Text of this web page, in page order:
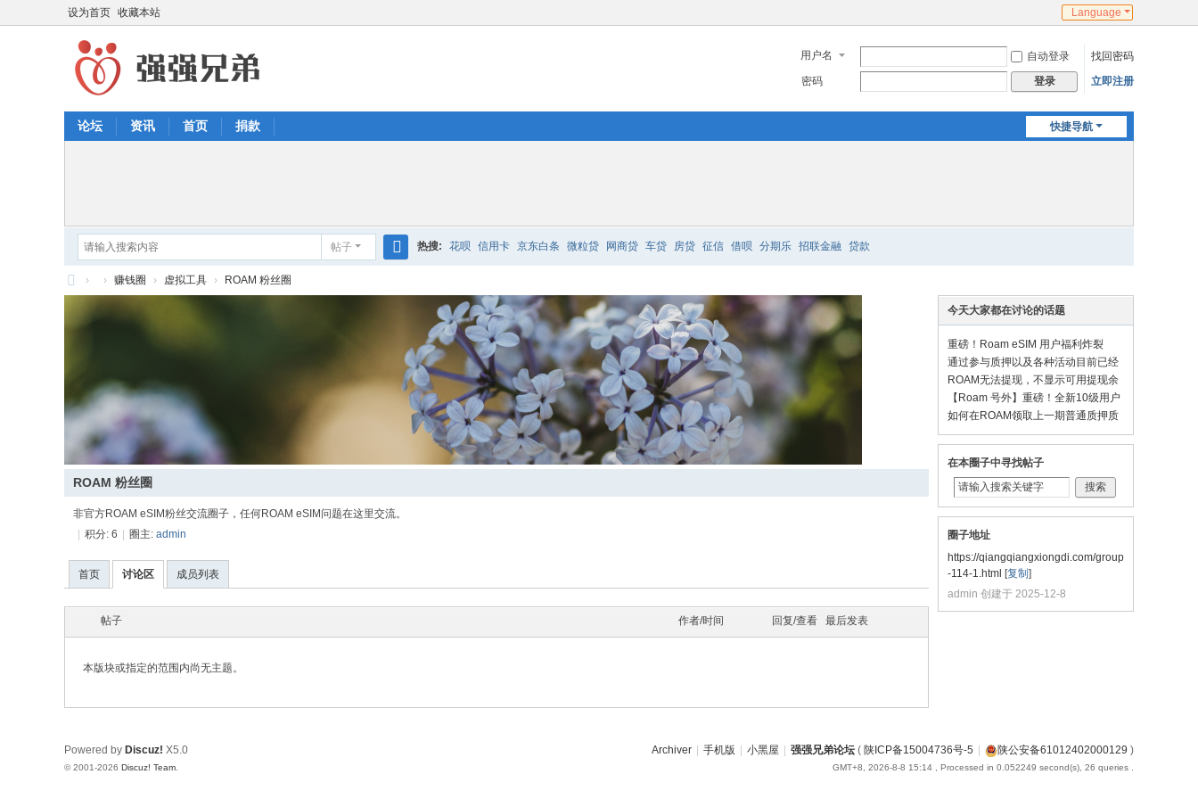
设为首页 收藏本站 Language
用户名 自动登录
找回密码
密码
登录 立即注册
快捷导航
论坛 资讯 首页 捐款
帖子
索
热搜: 花呗 信用卡 京东白条 微粒贷 网商贷 车贷 房贷 征信 借呗 分期乐 招联金融 贷款
› › 赚钱圈 › 虚拟工具 › ROAM 粉丝圈
ROAM 粉丝圈
非官方ROAM eSIM粉丝交流圈子，任何ROAM eSIM问题在这里交流。
积分: 6 圈主: admin
首页 讨论区 成员列表
帖子 作者/时间 回复/查看 最后发表
本版块或指定的范围内尚无主题。
今天大家都在讨论的话题
重磅！Roam eSIM 用户福利炸裂
了！
通过参与质押以及各种活动目前已经
有90G流量了
ROAM无法提现，不显示可用提现余
额！
【Roam 号外】重磅！全新10级用户
等级系统即将上线，赛季制+海量奖
如何在ROAM领取上一期普通质押质
押的代币？
在本圈子中寻找帖子
搜索
圈子地址
https://qiangqiangxiongdi.com/group
-114-1.html [复制 ]
admin 创建于 2025-12-8
Archiver 手机版 小黑屋 强强兄弟论坛 ( 陕ICP备15004736号-5 陕公安备61012402000129 )
GMT+8, 2026-8-8 15:14 , Processed in 0.052249 second(s), 26 queries .
Powered by Discuz! X5.0
© 2001-2026 Discuz! Team